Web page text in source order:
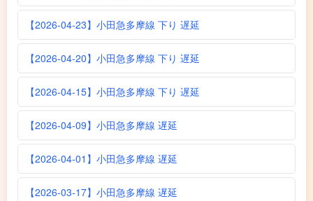
【2026-04-23】小田急多摩線 下り 遅延
【2026-04-20】小田急多摩線 下り 遅延
【2026-04-15】小田急多摩線 下り 遅延
【2026-04-09】小田急多摩線 遅延
【2026-04-01】小田急多摩線 遅延
【2026-03-17】小田急多摩線 遅延